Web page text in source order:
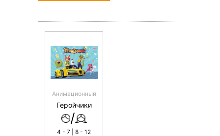
Анимационный
Геройчики
/
4 - 7 | 8 - 12